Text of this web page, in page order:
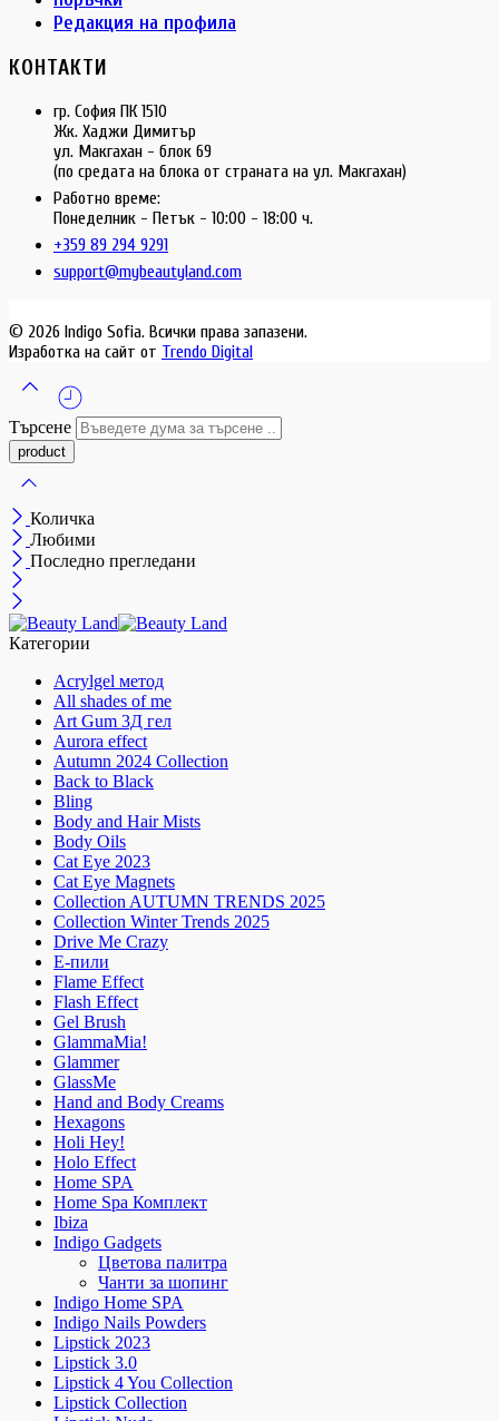
Редакция на профила
КОНТАКТИ
гр. София ПК 1510
Жк. Хаджи Димитър
ул. Макгахан - блок 69
(по средата на блока от страната на ул. Макгахан)
Работно време:
Понеделник - Петък - 10:00 - 18:00 ч.
+359 89 294 9291
support@mybeautyland.com
© 2026 Indigo Sofia. Всички права запазени.
Изработка на сайт от Trendo Digital
Търсене
Количка
Любими
Последно прегледани
Категории
Acrylgel метод
All shades of me
Art Gum 3Д гел
Aurora effect
Autumn 2024 Collection
Back to Black
Bling
Body and Hair Mists
Body Oils
Cat Eye 2023
Cat Eye Magnets
Collection AUTUMN TRENDS 2025
Collection Winter Trends 2025
Drive Me Crazy
E-пили
Flame Effect
Flash Effect
Gel Brush
GlammaMia!
Glammer
GlassMe
Hand and Body Creams
Hexagons
Holi Hey!
Holo Effect
Home SPA
Home Spa Комплект
Ibiza
Indigo Gadgets
Цветова палитра
Чанти за шопинг
Indigo Home SPA
Indigo Nails Powders
Lipstick 2023
Lipstick 3.0
Lipstick 4 You Collection
Lipstick Collection